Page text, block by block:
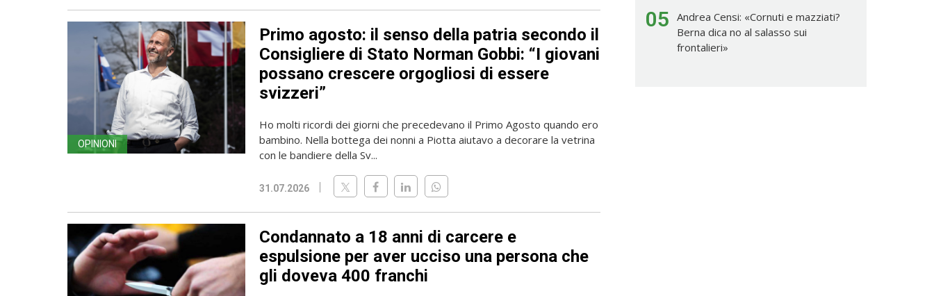
OPINIONI
Primo agosto: il senso della patria secondo il
Consigliere di Stato Norman Gobbi: “I giovani
possano crescere orgogliosi di essere
svizzeri”
Ho molti ricordi dei giorni che precedevano il Primo Agosto quando ero
bambino. Nella bottega dei nonni a Piotta aiutavo a decorare la vetrina
con le bandiere della Sv...
31.07.2026
Condannato a 18 anni di carcere e
espulsione per aver ucciso una persona che
gli doveva 400 franchi
05 Andrea Censi: «Cornuti e mazziati?
Berna dica no al salasso sui
frontalieri»